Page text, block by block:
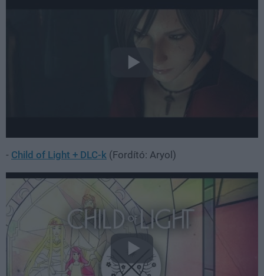
- Child of Light + DLC-k (Fordító: Aryol)